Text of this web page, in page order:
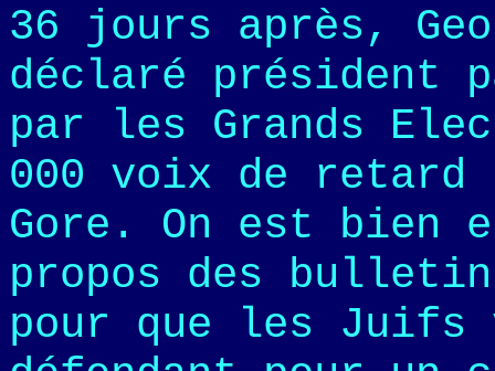
36 jours après,
déclaré président
par les Grands
000 voix de retard
Gore. On est bien
propos des
pour que les Juifs